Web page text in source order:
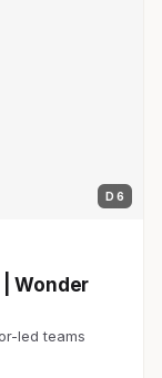
D 6
Wonder
led teams